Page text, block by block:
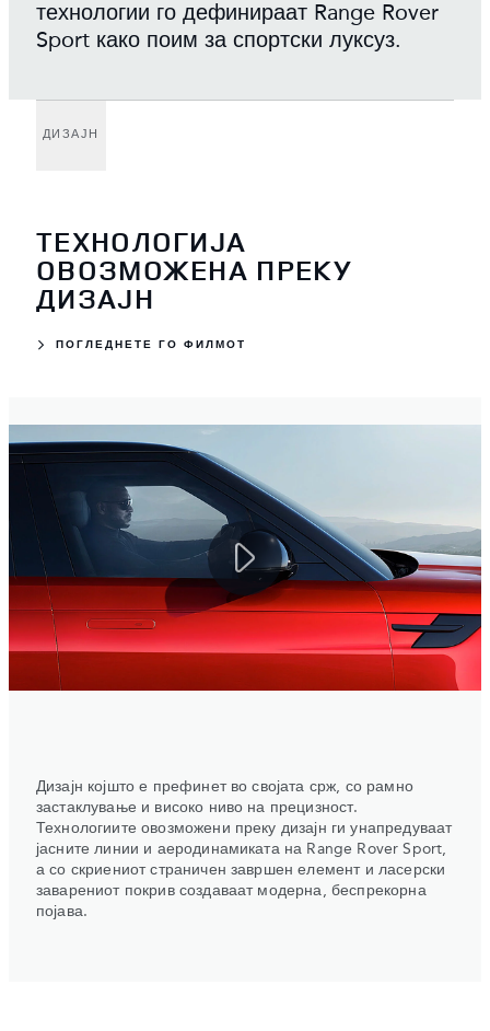
технологии го дефинираат Range Rover
Sport како поим за спортски луксуз.
ДИЗАЈН
ТЕХНОЛОГИЈА
ОВОЗМОЖЕНА ПРЕКУ
ДИЗАЈН
ПОГЛЕДНЕТЕ ГО ФИЛМОТ
Дизајн којшто е префинет во својата срж, со рамно
застаклување и високо ниво на прецизност.
Технологиите овозможени преку дизајн ги унапредуваат
јасните линии и аеродинамиката на Range Rover Sport,
а со скриениот страничен завршен елемент и ласерски
заварениот покрив создаваат модерна, беспрекорна
појава.